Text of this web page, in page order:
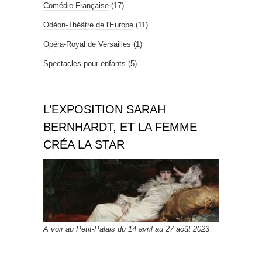
Comédie-Française (17)
Odéon-Théâtre de l'Europe (11)
Opéra-Royal de Versailles (1)
Spectacles pour enfants (5)
L’EXPOSITION SARAH
BERNHARDT, ET LA FEMME
CRÉA LA STAR
A voir au Petit-Palais du 14 avril au 27 août 2023